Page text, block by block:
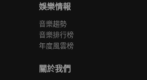
娛樂情報
音樂趨勢
音樂排行榜
年度風雲榜
關於我們